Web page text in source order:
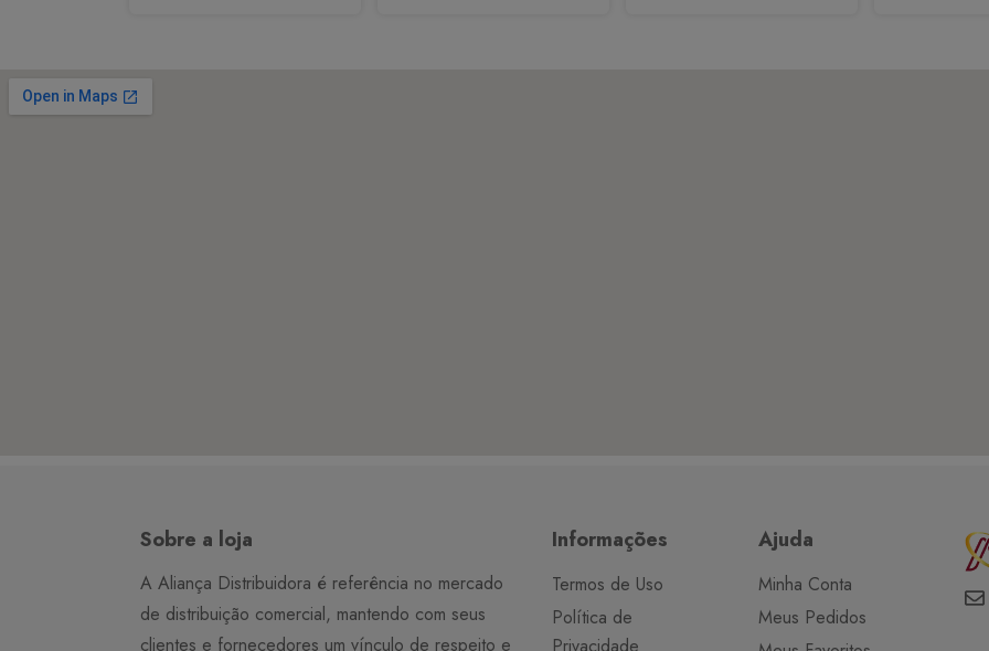
Sobre a loja
A Aliança Distribuidora é referência no mercado
de distribuição comercial, mantendo com seus
clientes e fornecedores um vínculo de respeito e
Informações
Termos de Uso
Política de
Privacidade
Ajuda
Minha Conta
Meus Pedidos